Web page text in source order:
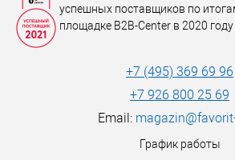
успешных поставщиков по
площадке B2B-Center в 2020 году
+7 (495) 369 69 96
+7 926 800 25 69
Email:
График работы